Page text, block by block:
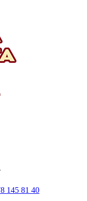
145 81 40